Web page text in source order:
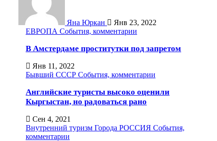
Яна Юркан
Янв 23, 2022
ЕВРОПА События, комментарии
В Амстердаме проститутки под запретом
Янв 11, 2022
Бывший СССР События, комментарии
Английские туристы высоко оценили
Кыргыстан, но радоваться рано
Сен 4, 2021
Внутренний туризм Города РОССИЯ События,
комментарии